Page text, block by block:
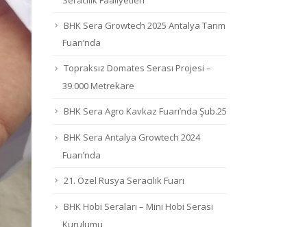
BHK Sera Growtech 2025 Antalya Tarım
Fuarı’nda
Topraksız Domates Serası Projesi –
39.000 Metrekare
BHK Sera Agro Kavkaz Fuarı’nda Şub.25
BHK Sera Antalya Growtech 2024
Fuarı’nda
21. Özel Rusya Seracılık Fuarı
BHK Hobi Seraları – Mini Hobi Serası
Kurulumu